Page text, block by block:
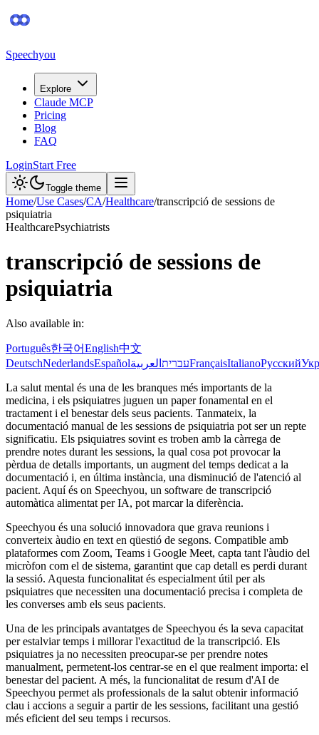
Speechyou
Explore
Claude MCP
Pricing
Blog
FAQ
LoginStart Free
Toggle theme
Home/Use Cases/CA/Healthcare/transcripció de sessions de
psiquiatria
HealthcarePsychiatrists
transcripció de sessions de
psiquiatria
Also available in:
Português한국어English中文
DeutschNederlandsEspañol עברית العربية FrançaisItalianoРусский
La salut mental és una de les branques més importants de la
medicina, i els psiquiatres juguen un paper fonamental en el
tractament i el benestar dels seus pacients. Tanmateix, la
documentació manual de les sessions de psiquiatria pot ser un repte
significatiu. Els psiquiatres sovint es troben amb la càrrega de
prendre notes durant les sessions, la qual cosa pot provocar la
pèrdua de detalls importants, un augment del temps dedicat a la
documentació i, en última instància, una disminució de l'atenció al
pacient. Aquí és on Speechyou, un software de transcripció
automàtica alimentat per IA, pot marcar la diferència.
Speechyou és una solució innovadora que grava reunions i
converteix àudio en text en qüestió de segons. Compatible amb
plataformes com Zoom, Teams i Google Meet, capta tant l'àudio del
micròfon com el de sistema, garantint que cap detall es perdi durant
la sessió. Aquesta funcionalitat és especialment útil per als
psiquiatres que necessiten una documentació precisa i completa de
les converses amb els seus pacients.
Una de les principals avantatges de Speechyou és la seva capacitat
per estalviar temps i millorar l'exactitud de la transcripció. Els
psiquiatres ja no necessiten preocupar-se per prendre notes
manualment, permetent-los centrar-se en el que realment importa: el
benestar del pacient. A més, la funcionalitat de resum d'AI de
Speechyou permet als professionals de la salut obtenir informació
clau i accions a seguir a partir de les sessions, facilitant una gestió
més eficient del seu temps i recursos.